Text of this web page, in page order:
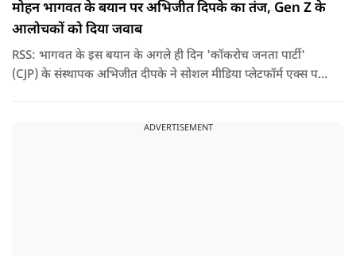
मोहन भागवत के बयान पर अभिजीत दिपके का तंज, Gen Z के
आलोचकों को दिया जवाब
RSS: भागवत के इस बयान के अगले ही दिन 'कॉकरोच जनता पार्टी'
(CJP) के संस्थापक अभिजीत दीपके ने सोशल मीडिया प्लेटफॉर्म एक्स पर
ADVERTISEMENT